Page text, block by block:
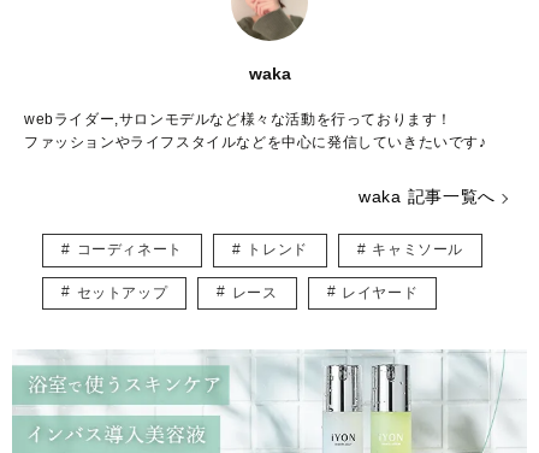
waka
webライダー,サロンモデルなど様々な活動を行っております！
ファッションやライフスタイルなどを中心に発信していきたいです♪
waka 記事一覧へ
コーディネート トレンド キャミソール
セットアップ レース レイヤード